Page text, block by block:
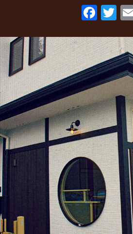
2022年5月
(2)
2022年1月(2)
2021年10月(1)
2021年9月
2021年8月 (1)
2021年6月
(1)
2021年5月
(1)
2021年4月 (1)
2021年2月(2)
2021年1月(2)
2020年12月(5)
2020年11月(2)
F
ac
eb
o
o
k
T
w
itt
er